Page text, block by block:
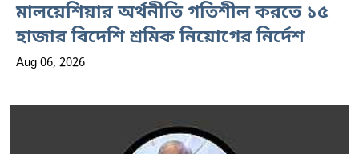
মালয়েশিয়ার অর্থনীতি গতিশীল করতে ১৫
হাজার বিদেশি শ্রমিক নিয়োগের নির্দেশ
Aug 06, 2026